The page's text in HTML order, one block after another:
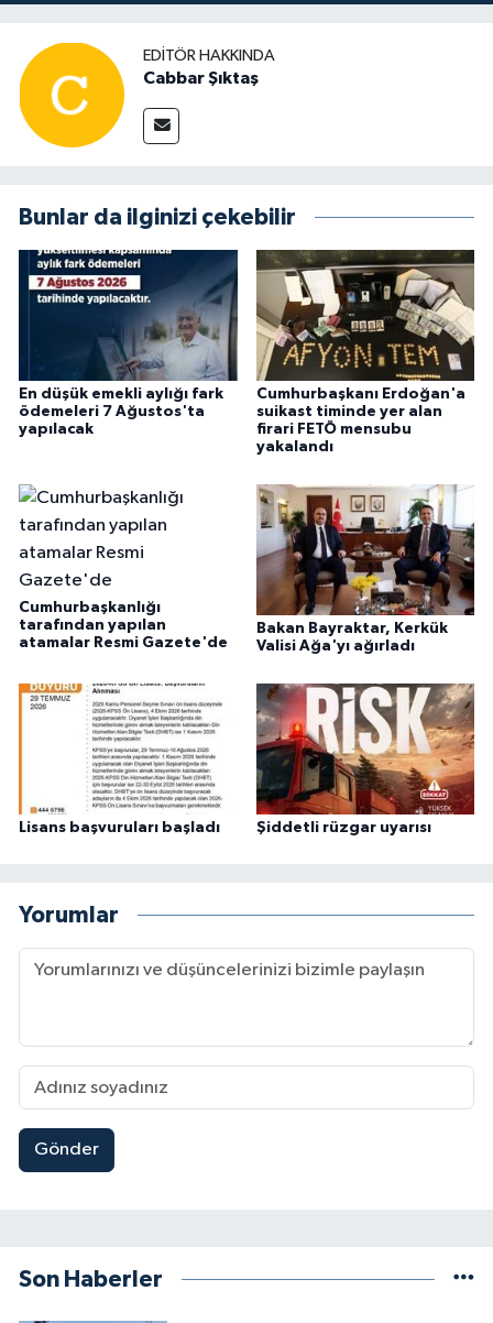
EDITÖR HAKKINDA
Cabbar Şıktaş
Bunlar da ilginizi çekebilir
En düşük emekli aylığı fark
ödemeleri 7 Ağustos'ta
yapılacak
Cumhurbaşkanı Erdoğan'a
suikast timinde yer alan
firari FETÖ mensubu
yakalandı
Cumhurbaşkanlığı
tarafından yapılan
atamalar Resmi Gazete'de
Bakan Bayraktar, Kerkük
Valisi Ağa'yı ağırladı
Lisans başvuruları başladı Şiddetli rüzgar uyarısı
Yorumlar
Gönder
Son Haberler